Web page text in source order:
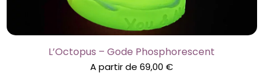
L’Octopus – Gode Phosphorescent
A partir de69,00€